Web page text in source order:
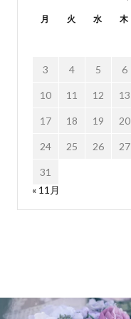
月 火 水 木
3 4 5 6
10 11 12 13
17 18 19 20
24 25 26 27
31
« 11月